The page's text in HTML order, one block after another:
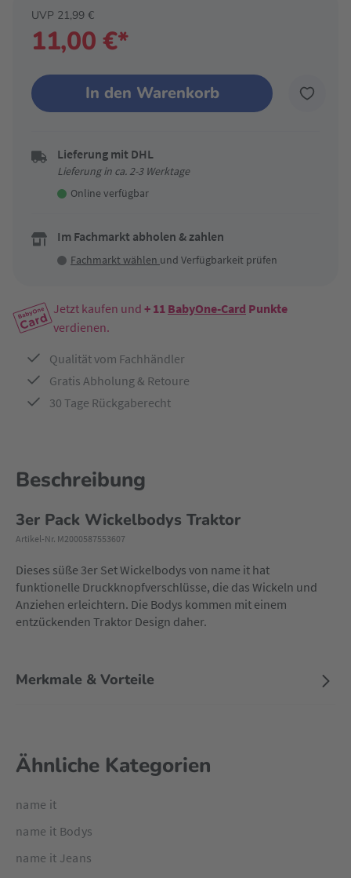
11,00 €*
UVP 21,99 €
In den Warenkorb
Lieferung mit DHL
Lieferung in ca. 2-3 Werktage
Online verfügbar
Im Fachmarkt abholen & zahlen
Fachmarkt wählen und Verfügbarkeit prüfen
Jetzt kaufen und + 11 BabyOne-Card Punkte
verdienen.
Qualität vom Fachhändler
Gratis Abholung & Retoure
30 Tage Rückgaberecht
Beschreibung
3er Pack Wickelbodys Traktor
Artikel-Nr. M2000587553607
Dieses süße 3er Set Wickelbodys von name it hat
funktionelle Druckknopfverschlüsse, die das Wickeln und
Anziehen erleichtern. Die Bodys kommen mit einem
entzückenden Traktor Design daher.
Merkmale & Vorteile
Ähnliche Kategorien
name it
name it Bodys
name it Jeans